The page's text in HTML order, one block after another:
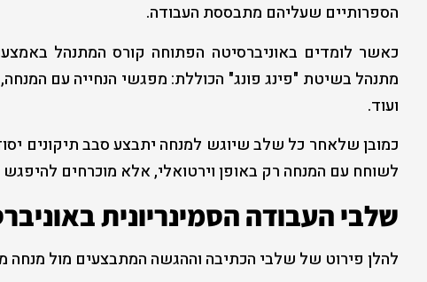
הספרותיים שעליהם מתבססת העבודה.
כאשר לומדים באוניברסיטה הפתוחה קורס המתנהל
מתנהל בשיטת "פינג פונג" הכוללת: מפגשי הנחייה עם
ועוד.
כמובן שלאחר כל שלב שיוגש למנחה יתבצע סבב תיקונים
לשוחח עם המנחה רק באופן וירטואלי, אלא מוכרחים
שלבי העבודה הסמינריונית
להלן פירוט של שלבי הכתיבה וההגשה המתבצעים מול מנחה